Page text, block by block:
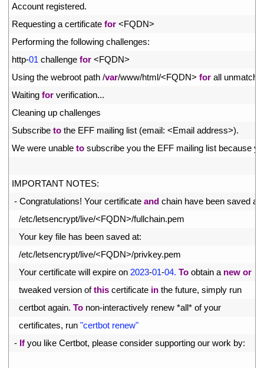
Account registered.
Requesting a certificate for <FQDN>
Performing the following challenges:
http-01 challenge for <FQDN>
Using the webroot path /var/www/html/<FQDN> for all
Waiting for verification...
Cleaning up challenges
Subscribe to the EFF mailing list (email: <Email address>).
We were unable to subscribe you the EFF mailing list because
IMPORTANT NOTES:
- Congratulations! Your certificate and chain have been saved at
/etc/letsencrypt/live/<FQDN>/fullchain.pem
Your key file has been saved at:
/etc/letsencrypt/live/<FQDN>/privkey.pem
Your certificate will expire on 2023-01-04. To obtain a new or
tweaked version of this certificate in the future, simply run
certbot again. To non-interactively renew *all* of your
certificates, run "certbot renew"
- If you like Certbot, please consider supporting our work by: